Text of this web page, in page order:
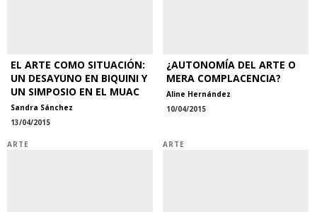
EL ARTE COMO SITUACIÓN:
UN DESAYUNO EN BIQUINI Y
UN SIMPOSIO EN EL MUAC
Sandra Sánchez
13/04/2015
¿AUTONOMÍA DEL ARTE O
MERA COMPLACENCIA?
Aline Hernández
10/04/2015
ARTE ARTE